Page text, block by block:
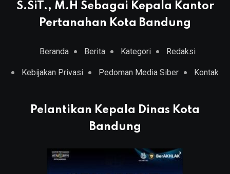
S.SiT., M.H Sebagai Kepala Kantor
Pertanahan Kota Bandung
Beranda Berita Kategori Redaksi
Kebijakan Privasi Pedoman Media Siber Kontak
Pelantikan Kepala Dinas Kota
Bandung